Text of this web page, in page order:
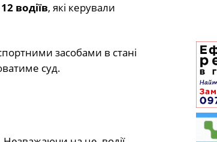
12 водіїв, які керували
засобами в стані
суд.